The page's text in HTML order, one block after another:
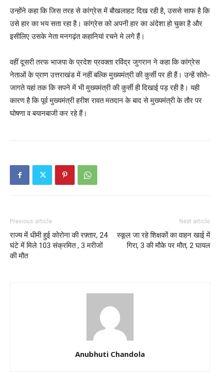
उन्होंने कहा कि जिस तरह से कांग्रेस में बौखलाहट दिख रही है, उससे साफ है कि
उसे हार का भय सता रहा है। कांग्रेस को अपनी हार का अंदेशा हो चुका है और
इसीलिए उसके नेता मनगढ़ंत कहानियां रचने मे लगे हैं।
वहीं दूसरी तरफ भाजपा के प्रदेश प्रवक्ता रविंद्र जुगरान ने कहा कि कांग्रेस
नेताओं के प्राण उत्तराखंड में नहीं बल्कि मुख्यमंत्री की कुर्सी पर ही हैं। उन्हें सोते-
जागते यहां तक कि सपने में भी मुख्यमंत्री की कुर्सी ही दिखाई पड़ रही है। यही
कारण है कि पूर्व मुख्यमंत्री हरीश रावत मतदान के बाद से मुख्यमंत्री के तौर पर
घोषणा व बयानबाजी कर रहे हैं।
Previous article
राज्य में धीमी हुई कोरोना की रफ़्तार, 24
घंटे में मिले 103 संक्रमित , 3 मरीजों
की मौत
Next article
स्कूल जा रहे शिक्षकों का वाहन खाई में
गिरा, 3 की मौके पर मौत, 2 घायल
Anubhuti Chandola